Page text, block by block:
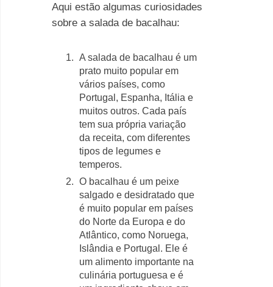
Aqui estão algumas curiosidades
sobre a salada de bacalhau:
A salada de bacalhau é um
prato muito popular em
vários países, como
Portugal, Espanha, Itália e
muitos outros. Cada país
tem sua própria variação
da receita, com diferentes
tipos de legumes e
temperos.
O bacalhau é um peixe
salgado e desidratado que
é muito popular em países
do Norte da Europa e do
Atlântico, como Noruega,
Islândia e Portugal. Ele é
um alimento importante na
culinária portuguesa e é